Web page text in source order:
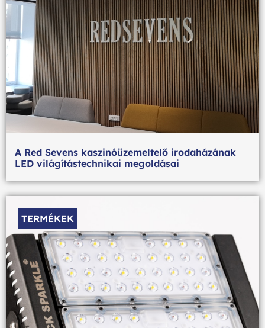
A Red Sevens kaszinóüzemeltelő irodaházának
LED világítástechnikai megoldásai
TERMÉKEK